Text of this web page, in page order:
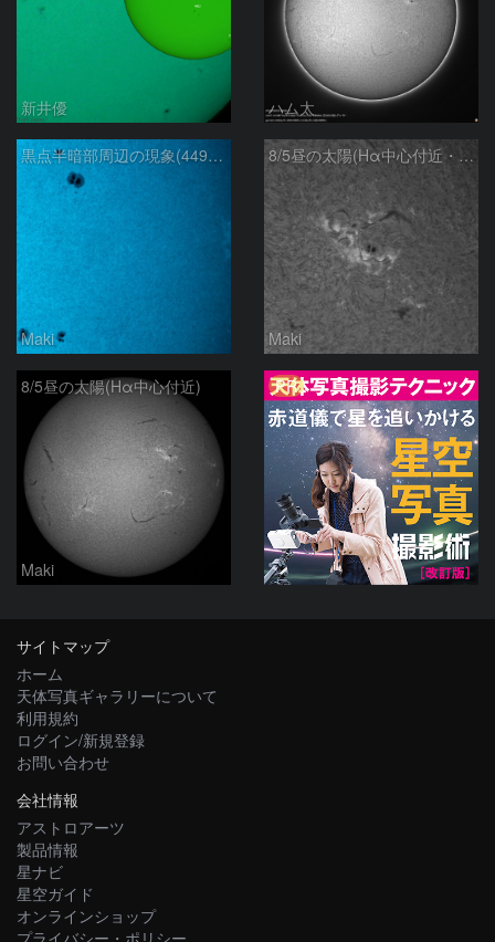
新井優 ハム太
黒点半暗部周辺の現象(4498～4502付近)8/5
Maki
8/5昼の太陽(Hα中心付近・4498付近)
Maki
8/5昼の太陽(Hα中心付近)
Maki
PR
サイトマップ
ホーム
天体写真ギャラリーについて
利用規約
ログイン/新規登録
お問い合わせ
会社情報
アストロアーツ
製品情報
星ナビ
星空ガイド
オンラインショップ
プライバシー・ポリシー